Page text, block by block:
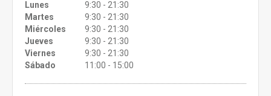
Lunes
9:30 - 21:30
Martes
9:30 - 21:30
Miércoles
9:30 - 21:30
Jueves
9:30 - 21:30
Viernes
9:30 - 21:30
Sábado
11:00 - 15:00